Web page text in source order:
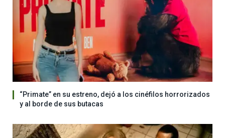
“Primate” en su estreno, dejó a los cinéfilos horrorizados
y al borde de sus butacas